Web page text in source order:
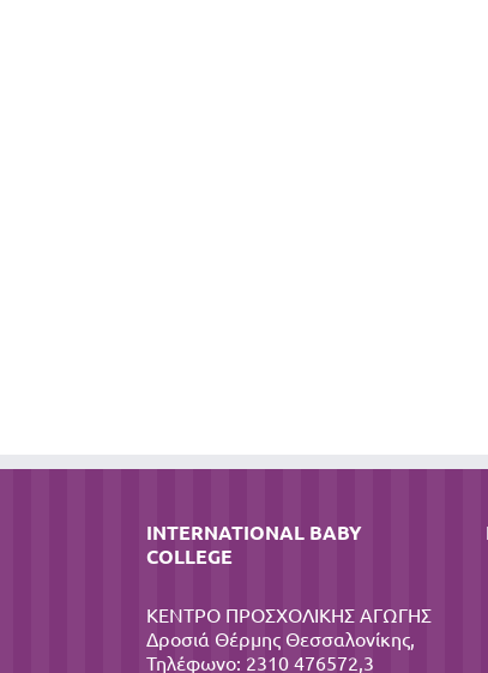
INTERNATIONAL BABY
COLLEGE
ΚΕΝΤΡΟ ΠΡΟΣΧΟΛΙΚΗΣ ΑΓΩΓΗΣ
Δροσιά Θέρμης Θεσσαλονίκης,
Τηλέφωνο: 2310 476572,3